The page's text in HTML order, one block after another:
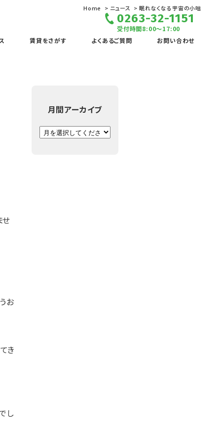
賃貸をさがす よくあるご質問 お問い合わせ
0263-32-1151
受付時間8:00～17:00
Home ニュース 眠れなくなる宇宙の小咄
せ
お
き
し
月間アーカイブ